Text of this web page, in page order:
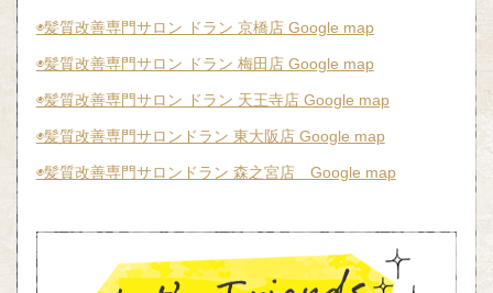
◉髪質改善専門サロン ドラン 京橋店 Google map
◉髪質改善専門サロン ドラン 梅田店 Google map
◉髪質改善専門サロン ドラン 天王寺店 Google map
◉髪質改善専門サロンドラン 東大阪店 Google map
◉髪質改善専門サロンドラン 森之宮店 Google map